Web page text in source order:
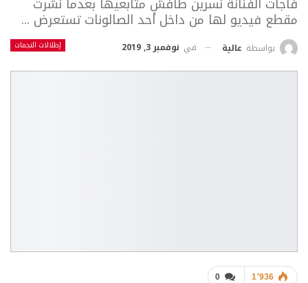
مقطع فيديو لها من داخل أحد الصالونات تستعرض ...
إطلالات النجمات بواسطة عالية في نوفمبر 3, 2019
0 1٬936